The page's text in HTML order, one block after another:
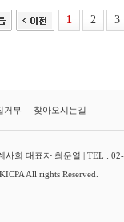
1 2 3
거부 찾아오시는길
회 대표자 최운열 | TEL :
All rights Reserved.